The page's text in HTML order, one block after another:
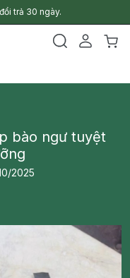
trả 30 ngày.
bào ngư tuyệt
2025